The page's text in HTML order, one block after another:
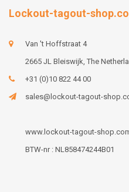
Lockout-tagout-
Van 't Hoffstraat 4
2665 JL Bleiswijk, The
+31 (0)10 822 44 00
sales@lockout-tagout-
www.lockout-tagout-
BTW-nr : NL858474244B01